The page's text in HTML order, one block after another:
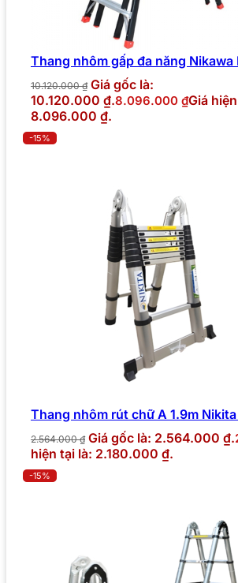
Thang nhôm gấp đa năng Nikawa
10.120.000₫ Giá gốc là:
10.120.000 ₫.8.096.000 ₫Giá
8.096.000 ₫.
-15%
Thang nhôm rút chữ A 1.9m
2.564.000₫ Giá gốc là: 2.564.000 ₫.
hiện tại là: 2.180.000 ₫.
-15%